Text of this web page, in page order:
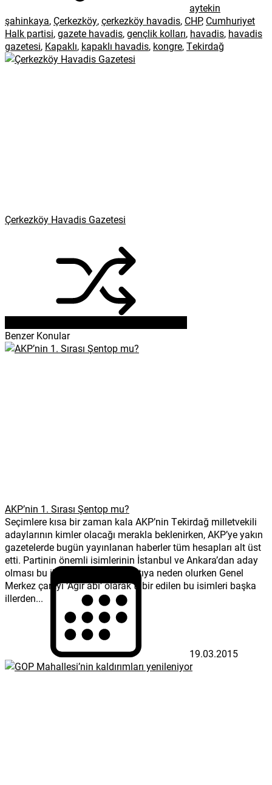
aytekin
şahinkaya, Çerkezköy,çerkezköy havadis, CHP, Cumhuriyet
Halk partisi,gazete havadis,gençlik kolları, havadis, havadis
gazetesi, Kapaklı, kapaklı havadis, kongre,Tekirdağ
Çerkezköy Havadis Gazetesi
Benzer Konular
AKP’nin 1. Sırası Şentop mu?
Seçimlere kısa bir zaman kala AKP’nin Tekirdağ milletvekili
adaylarının kimler olacağı merakla beklenirken, AKP’ye yakın
gazetelerde bugün yayınlanan haberler tüm hesapları alt üst
etti. Partinin önemli isimlerinin İstanbul ve Ankara’dan aday
olması bu illerin listesinde sıkıntıya neden olurken Genel
Merkez çareyi ‘Ağır abi’ olarak tabir edilen bu isimleri başka
illerden...
19.03.2015